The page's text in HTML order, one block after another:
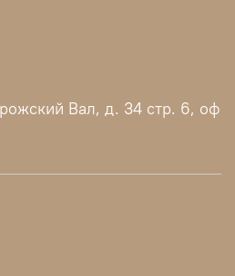
Вал, д. 34 стр. 6, оф